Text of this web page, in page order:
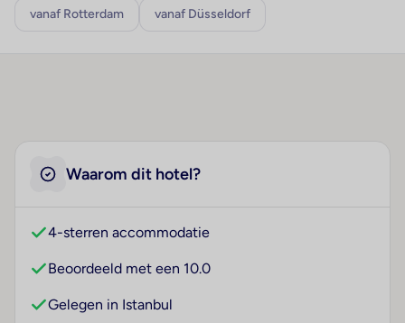
vanaf Rotterdam vanaf Düsseldorf
Waarom dit hotel?
4-sterren accommodatie
Beoordeeld met een 10.0
Gelegen in Istanbul